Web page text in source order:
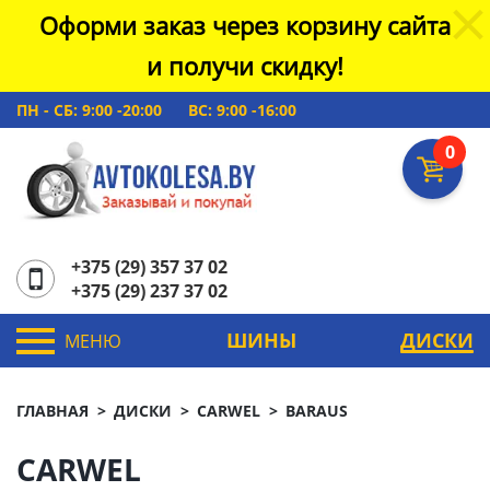
Оформи заказ через корзину сайта
и получи скидку!
ПН - СБ: 9:00 -20:00 ВС: 9:00 -16:00
0
+375 (29) 357 37 02
+375 (29) 237 37 02
МЕНЮ ШИНЫ ДИСКИ
ГЛАВНАЯ ДИСКИ CARWEL BARAUS
CARWEL